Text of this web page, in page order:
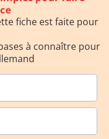
fiche est faite pour
à connaître pour